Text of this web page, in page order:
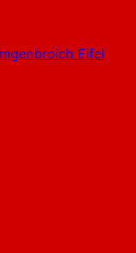
Eifel